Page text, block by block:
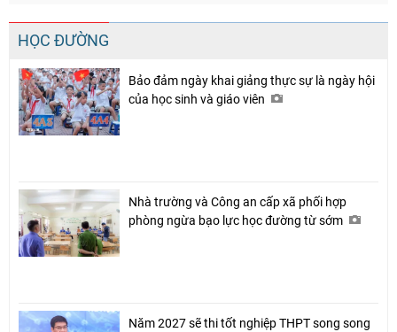
HỌC ĐƯỜNG
Bảo đảm ngày khai giảng thực sự là ngày hội
của học sinh và giáo viên
Nhà trường và Công an cấp xã phối hợp
phòng ngừa bạo lực học đường từ sớm
Năm 2027 sẽ thi tốt nghiệp THPT song song